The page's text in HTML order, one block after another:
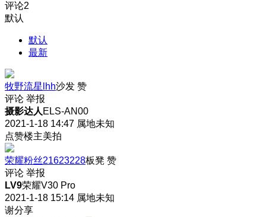
评论2
默认
默认
最新
牧野流星lhh沙发 赞
评论 举报
摄影达人 ELS-AN00
2021-1-18 14:47 属地未知
点赞楼主美拍
荣耀粉丝21623228板凳 赞
评论 举报
LV9荣耀V30 Pro
2021-1-18 15:14 属地未知
谢分享